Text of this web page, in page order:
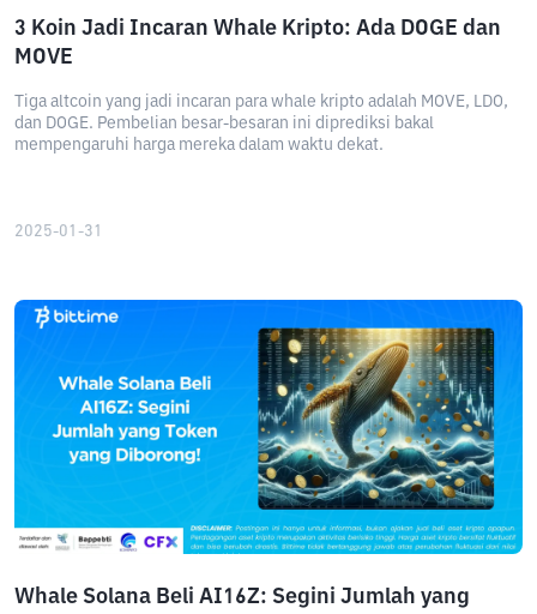
3 Koin Jadi Incaran Whale Kripto: Ada DOGE dan
MOVE
Tiga altcoin yang jadi incaran para whale kripto adalah MOVE, LDO,
dan DOGE. Pembelian besar-besaran ini diprediksi bakal
mempengaruhi harga mereka dalam waktu dekat.
2025-01-31
Whale Solana Beli AI16Z: Segini Jumlah yang